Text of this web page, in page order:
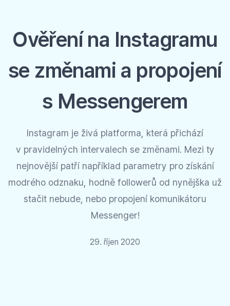
Ověření na Instagramu
se změnami a propojení
s Messengerem
Instagram je živá platforma, která přichází
v pravidelných intervalech se změnami. Mezi ty
nejnovější patří například parametry pro získání
modrého odznaku, hodně followerů od nynějška už
stačit nebude, nebo propojení komunikátoru
Messenger!
29. říjen 2020